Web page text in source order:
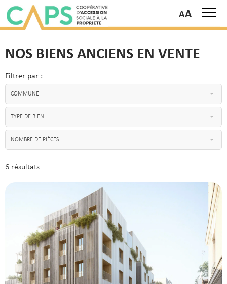
NOS BIENS ANCIENS EN VENTE
Filtrer par :
COMMUNE
TYPE DE BIEN
NOMBRE DE PIÈCES
6 résultats
A